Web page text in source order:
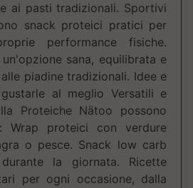
ai pasti tradizionali. Sportivi
snack proteici pratici per
performance fisiche.
sana, equilibrata e
piadine tradizionali. Idee e
al meglio Versatili e
Proteiche Nätoo possono
Wrap proteici con verdure
o pesce. Snack low carb
la giornata. Ricette
per ogni occasione, dalla